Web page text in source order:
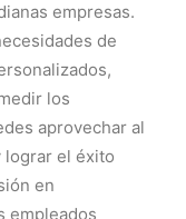
empresas.
de
los
aprovechar al
lograr el éxito
en
empleados